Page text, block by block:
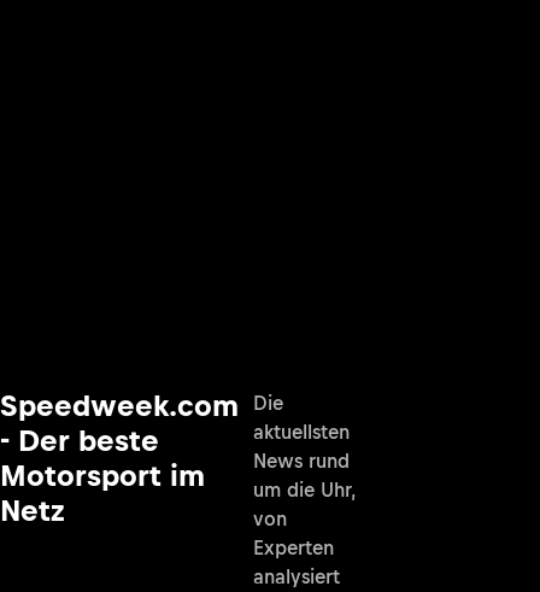
Speedweek.com
- Der beste
Motorsport im
Netz
Die
aktuellsten
News rund
um die Uhr,
von
Experten
analysiert